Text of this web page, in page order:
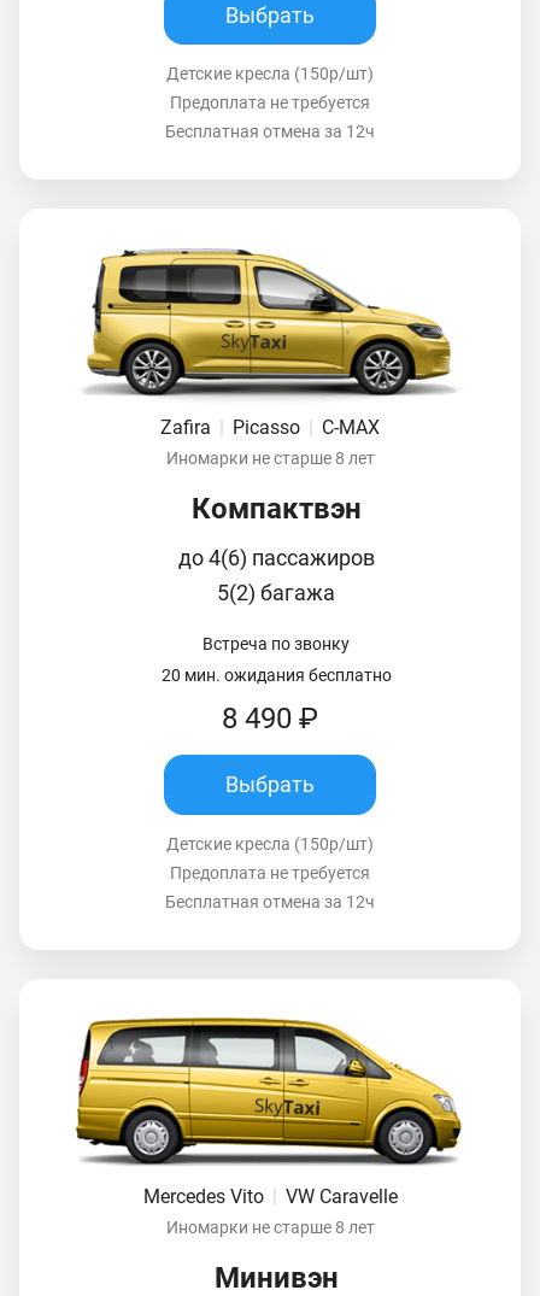
Выбрать
Детские кресла (150р/шт)
Предоплата не требуется
Бесплатная отмена за 12ч
Zafira | Picasso | C-MAX
Иномарки не старше 8 лет
Компактвэн
до 4(6) пассажиров
5(2) багажа
Встреча по звонку
20 мин. ожидания бесплатно
8 490 ₽
Выбрать
Детские кресла (150р/шт)
Предоплата не требуется
Бесплатная отмена за 12ч
Mercedes Vito VW Caravelle
Иномарки не старше 8 лет
Минивэн